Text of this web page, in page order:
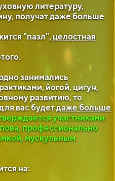
литературу,
получат даже больше
"пазл",целостная
занимались
йогой, цигун,
развитию, то
вас будетдаже больше
участниками
профессионально
мускульным
на: